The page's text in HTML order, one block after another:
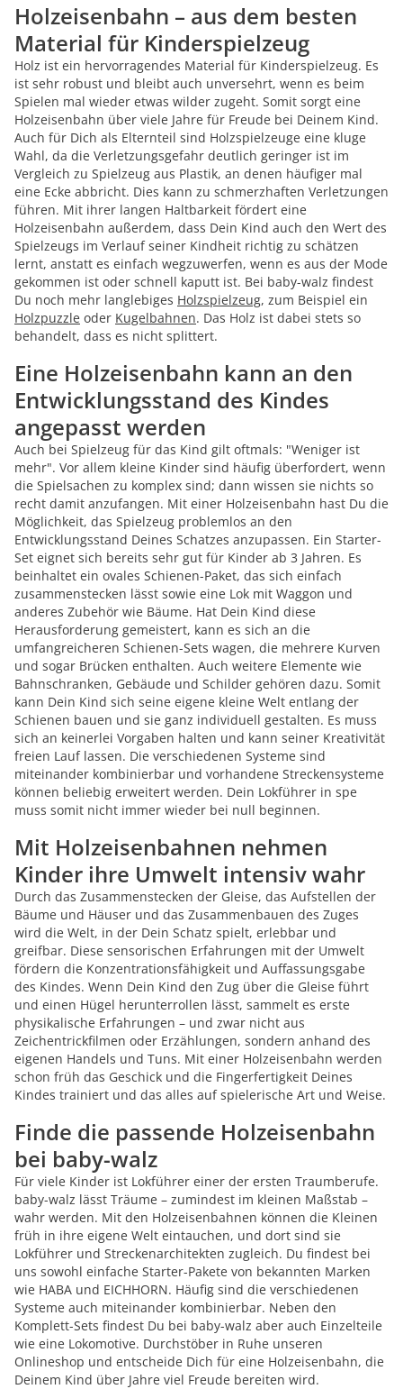
Holzeisenbahn – aus dem besten
Material für Kinderspielzeug
Holz ist ein hervorragendes Material für Kinderspielzeug. Es
ist sehr robust und bleibt auch unversehrt, wenn es beim
Spielen mal wieder etwas wilder zugeht. Somit sorgt eine
Holzeisenbahn über viele Jahre für Freude bei Deinem Kind.
Auch für Dich als Elternteil sind Holzspielzeuge eine kluge
Wahl, da die Verletzungsgefahr deutlich geringer ist im
Vergleich zu Spielzeug aus Plastik, an denen häufiger mal
eine Ecke abbricht. Dies kann zu schmerzhaften Verletzungen
führen. Mit ihrer langen Haltbarkeit fördert eine
Holzeisenbahn außerdem, dass Dein Kind auch den Wert des
Spielzeugs im Verlauf seiner Kindheit richtig zu schätzen
lernt, anstatt es einfach wegzuwerfen, wenn es aus der Mode
gekommen ist oder schnell kaputt ist. Bei baby-walz findest
Du noch mehr langlebiges Holzspielzeug, zum Beispiel ein
Holzpuzzle oder Kugelbahnen. Das Holz ist dabei stets so
behandelt, dass es nicht splittert.
Eine Holzeisenbahn kann an den
Entwicklungsstand des Kindes
angepasst werden
Auch bei Spielzeug für das Kind gilt oftmals: "Weniger ist
mehr". Vor allem kleine Kinder sind häufig überfordert, wenn
die Spielsachen zu komplex sind; dann wissen sie nichts so
recht damit anzufangen. Mit einer Holzeisenbahn hast Du die
Möglichkeit, das Spielzeug problemlos an den
Entwicklungsstand Deines Schatzes anzupassen. Ein Starter-
Set eignet sich bereits sehr gut für Kinder ab 3 Jahren. Es
beinhaltet ein ovales Schienen-Paket, das sich einfach
zusammenstecken lässt sowie eine Lok mit Waggon und
anderes Zubehör wie Bäume. Hat Dein Kind diese
Herausforderung gemeistert, kann es sich an die
umfangreicheren Schienen-Sets wagen, die mehrere Kurven
und sogar Brücken enthalten. Auch weitere Elemente wie
Bahnschranken, Gebäude und Schilder gehören dazu. Somit
kann Dein Kind sich seine eigene kleine Welt entlang der
Schienen bauen und sie ganz individuell gestalten. Es muss
sich an keinerlei Vorgaben halten und kann seiner Kreativität
freien Lauf lassen. Die verschiedenen Systeme sind
miteinander kombinierbar und vorhandene Streckensysteme
können beliebig erweitert werden. Dein Lokführer in spe
muss somit nicht immer wieder bei null beginnen.
Mit Holzeisenbahnen nehmen
Kinder ihre Umwelt intensiv wahr
Durch das Zusammenstecken der Gleise, das Aufstellen der
Bäume und Häuser und das Zusammenbauen des Zuges
wird die Welt, in der Dein Schatz spielt, erlebbar und
greifbar. Diese sensorischen Erfahrungen mit der Umwelt
fördern die Konzentrationsfähigkeit und Auffassungsgabe
des Kindes. Wenn Dein Kind den Zug über die Gleise führt
und einen Hügel herunterrollen lässt, sammelt es erste
physikalische Erfahrungen – und zwar nicht aus
Zeichentrickfilmen oder Erzählungen, sondern anhand des
eigenen Handels und Tuns. Mit einer Holzeisenbahn werden
schon früh das Geschick und die Fingerfertigkeit Deines
Kindes trainiert und das alles auf spielerische Art und Weise.
Finde die passende Holzeisenbahn
bei baby-walz
Für viele Kinder ist Lokführer einer der ersten Traumberufe.
baby-walz lässt Träume – zumindest im kleinen Maßstab –
wahr werden. Mit den Holzeisenbahnen können die Kleinen
früh in ihre eigene Welt eintauchen, und dort sind sie
Lokführer und Streckenarchitekten zugleich. Du findest bei
uns sowohl einfache Starter-Pakete von bekannten Marken
wie HABA und EICHHORN. Häufig sind die verschiedenen
Systeme auch miteinander kombinierbar. Neben den
Komplett-Sets findest Du bei baby-walz aber auch Einzelteile
wie eine Lokomotive. Durchstöber in Ruhe unseren
Onlineshop und entscheide Dich für eine Holzeisenbahn, die
Deinem Kind über Jahre viel Freude bereiten wird.